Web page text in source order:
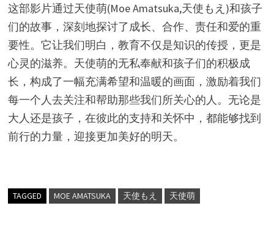
这部影片通过天使萌(Moe Amatsuka,天使もえ)和孩子
们的故事，深刻地探讨了成长、合作、责任和爱的重
要性。它让我们明白，教育不仅是知识的传授，更是
心灵的滋养。天使萌的无私奉献和孩子们的积极成
长，构成了一幅充满希望和温暖的画面，激励着我们
每一个人去关注和帮助那些我们所关心的人。无论是
大人还是孩子，在彼此的支持和关怀中，都能够找到
前行的力量，迎接更加美好的明天。
TAGGED MOE AMATSUKA 天使もえ 天使萌